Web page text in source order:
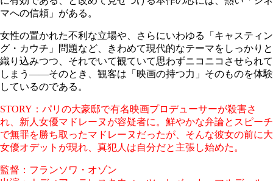
マへの信頼」がある。
女性の置かれた不利な立場や、さらにいわゆる「キャスティン
グ・カウチ」問題など、きわめて現代的なテーマをしっかりと
織り込みつつ、それでいて観ていて思わずニコニコさせられて
しまう――そのとき、観客は「映画の持つ力」そのものを体験
しているのである。
STORY：パリの大豪邸で有名映画プロデューサーが殺害さ
れ、新人女優マドレーヌが容疑者に。鮮やかな弁論とスピーチ
で無罪を勝ち取ったマドレーヌだったが、そんな彼女の前に大
女優オデットが現れ、真犯人は自分だと主張し始めた。
監督：フランソワ・オゾン